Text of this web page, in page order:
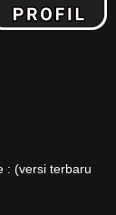
: (versi terbaru